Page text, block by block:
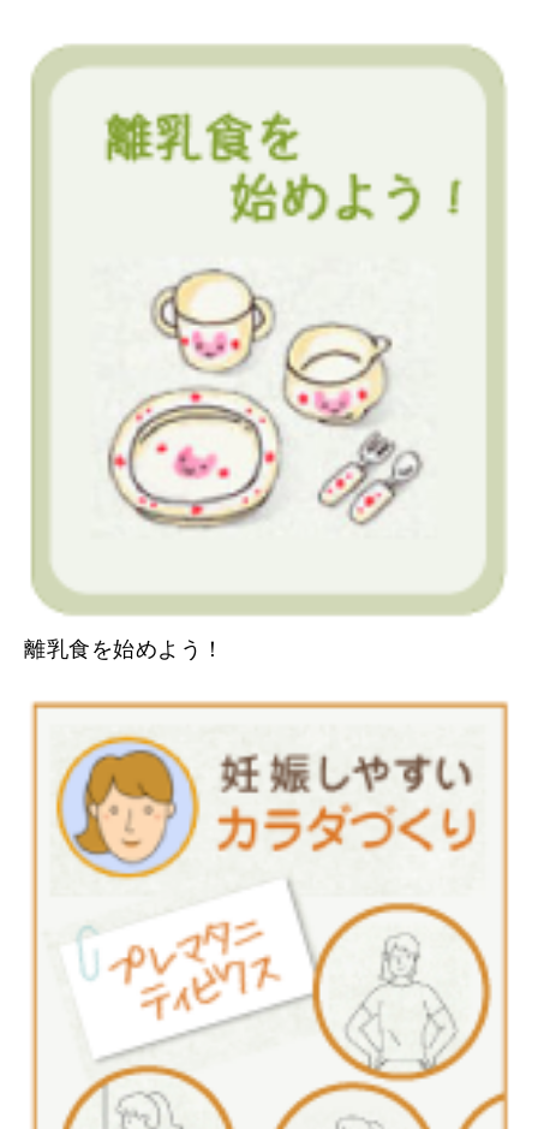
離乳食を始めよう！